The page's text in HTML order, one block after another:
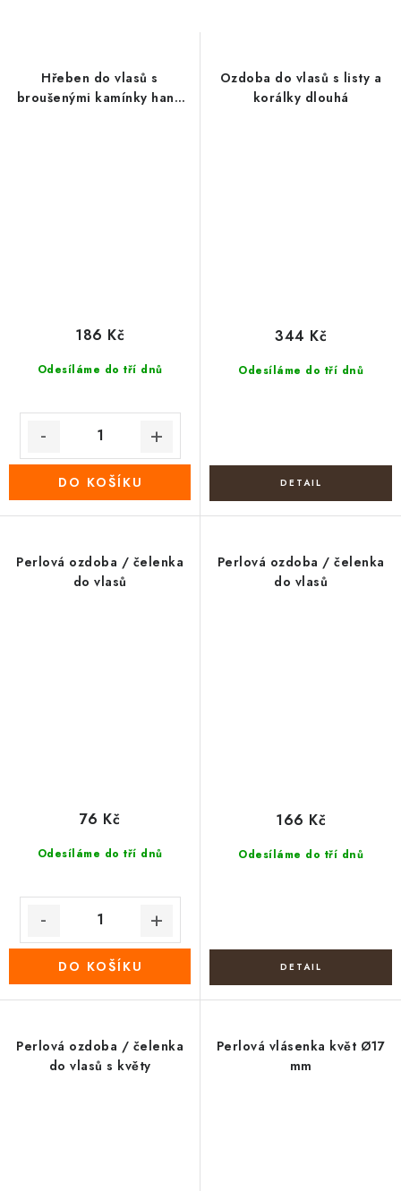
Hřeben do vlasů s
broušenými kamínky hand
Odesíláme do tří dnů
186 Kč
DO KOŠÍKU
Ozdoba do vlasů s listy a
korálky dlouhá
Odesíláme do tří dnů
344 Kč
Perlová ozdoba / čelenka
do vlasů
Odesíláme do tří dnů
76 Kč
DO KOŠÍKU
Perlová ozdoba / čelenka
do vlasů
Odesíláme do tří dnů
166 Kč
Perlová ozdoba / čelenka
do vlasů s květy
Perlová vlásenka květ Ø17
mm